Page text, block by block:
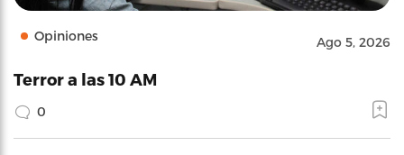
Opiniones Ago 5, 2026
Terror a las 10 AM
0